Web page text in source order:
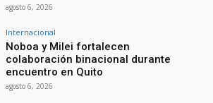
agosto 6, 2026
Internacional
Noboa y Milei fortalecen
colaboración binacional durante
encuentro en Quito
agosto 6, 2026